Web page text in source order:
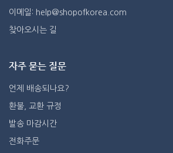
이메일: help@shopofkorea.com
찾아오시는 길
자주 묻는 질문
언제 배송되나요?
환불, 교환 규정
발송 마감시간
전화주문